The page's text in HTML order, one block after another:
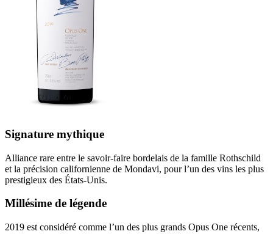
Signature mythique
Alliance rare entre le savoir‑faire bordelais de la famille Rothschild
et la précision californienne de Mondavi, pour l’un des vins les plus
prestigieux des États‑Unis.
Millésime de légende
2019 est considéré comme l’un des plus grands Opus One récents,